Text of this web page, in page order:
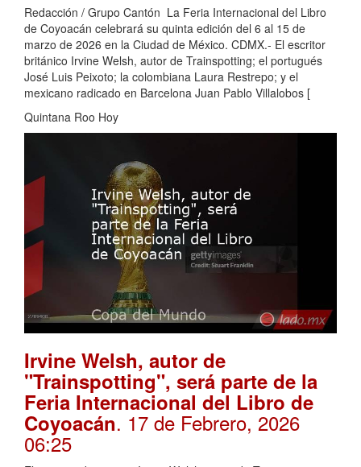
Redacción / Grupo Cantón La Feria Internacional del Libro
de Coyoacán celebrará su quinta edición del 6 al 15 de
marzo de 2026 en la Ciudad de México. CDMX.- El escritor
británico Irvine Welsh, autor de Trainspotting; el portugués
José Luis Peixoto; la colombiana Laura Restrepo; y el
mexicano radicado en Barcelona Juan Pablo Villalobos [
Quintana Roo Hoy
Irvine Welsh, autor de
"Trainspotting", será parte de la
Feria Internacional del Libro de
Coyoacán. 17 de Febrero, 2026
06:25